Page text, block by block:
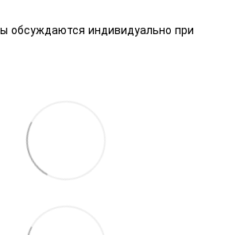
обсуждаются индивидуально при